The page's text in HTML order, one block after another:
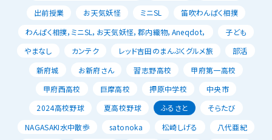
出前授業
お天気妖怪 ミニSL
笛吹わんぱく相撲
わんぱく相撲，ミニSL，お天気妖怪，郡内織物，Aneqdot，
子ども
やまなし
カンテク レッド吉田のまんぷくグルメ旅
部活
新府城
お新府さん 習志野高校
甲府第一高校
甲府西高校
巨摩高校 押原中学校
中央市
2024高校野球
夏高校野球 ふるさと
そらたび
NAGASAKI水中散歩
satonoka 松崎しげる
八代亜紀